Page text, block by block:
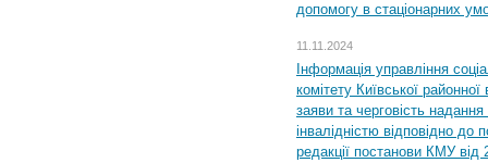
допомогу в стаціонарних
11.11.2024
Інформація управління
комітету Київської
заяви та черговість надання
інвалідністю відповідно
редакції постанови КМУ